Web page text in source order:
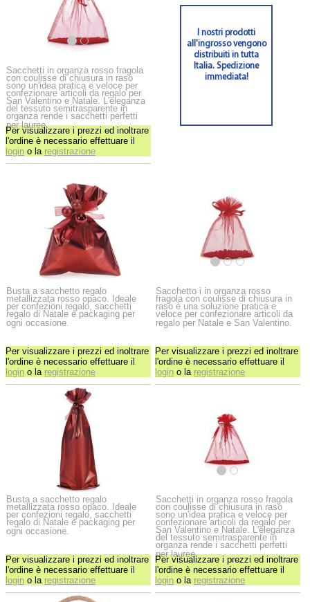
Sacchetti in organza rosso fragola
con coulisse di chiusura in raso
sono un'idea pratica e veloce per
confezionare articoli da regalo per
San Valentino e Natale. L'eleganza
del tessuto semitrasparente in
organza rende i sacchetti perfetti
per lauree.
Per visualizzare i prezzi ed inoltrare
l'ordine è necessario effettuare il
login o la registrazione
I nostri prodotti
all'ingrosso vengono
distribuiti in tutta
Italia. Spedizione
immediata!
Busta a sacchetto regalo
metallizzata rosso opaco. Ideale
per confezioni regalo, sacchetti
regalo di Natale e packaging per
ogni occasione.
Per visualizzare i prezzi ed inoltrare
l'ordine è necessario effettuare il
login o la registrazione
Sacchetto i in organza rosso
fragola con coulisse di chiusura in
raso è una soluzione pratica e
veloce per confezionare articoli da
regalo per Natale e San Valentino.
Per visualizzare i prezzi ed inoltrare
l'ordine è necessario effettuare il
login o la registrazione
Busta a sacchetto regalo
metallizzata rosso opaco. Ideale
per confezioni regalo, sacchetti
regalo di Natale e packaging per
ogni occasione.
Per visualizzare i prezzi ed inoltrare
l'ordine è necessario effettuare il
login o la registrazione
Sacchetti in organza rosso fragola
con coulisse di chiusura in raso
sono un'idea pratica e veloce per
confezionare articoli da regalo per
San Valentino e Natale. L'eleganza
del tessuto semitrasparente in
organza rende i sacchetti perfetti
per lauree.
Per visualizzare i prezzi ed inoltrare
l'ordine è necessario effettuare il
login o la registrazione